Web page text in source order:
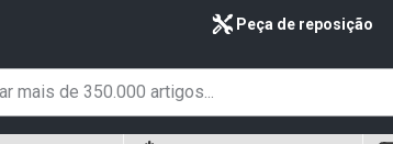
Peça de reposição